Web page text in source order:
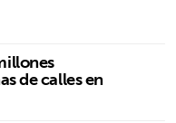
de calles en